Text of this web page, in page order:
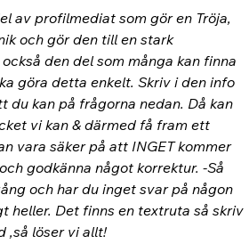
av profilmediat som gör en Tröja,
och gör den till en stark
den del som många kan finna
göra detta enkelt. Skriv i den info
du kan på frågorna nedan. Då kan
vi kan & därmed få fram ett
vara säker på att INGET kommer
godkänna något korrektur. -Så
och har du inget svar på någon
heller. Det finns en textruta så skriv
,så löser vi allt!